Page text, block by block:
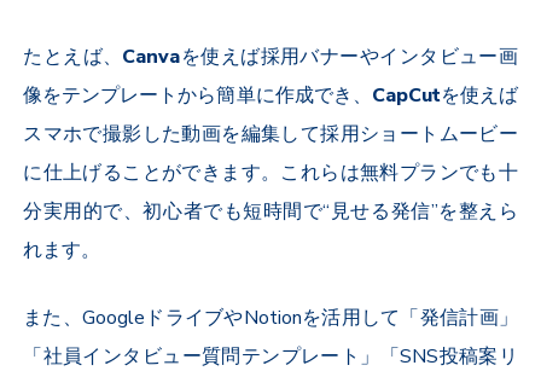
たとえば、 Canvaを使えば採用バナーやインタビュー画
像をテンプレートから簡単に作成でき、 CapCutを使えば
スマホで撮影した動画を編集して採用ショートムービー
に仕上げることができます。これらは無料プランでも十
分実用的で、初心者でも短時間で“見せる発信”を整えら
れます。
また、Google ドライブやNotionを活用して「発信計画」
「社員インタビュー質問テンプレート」「SNS投稿案リ